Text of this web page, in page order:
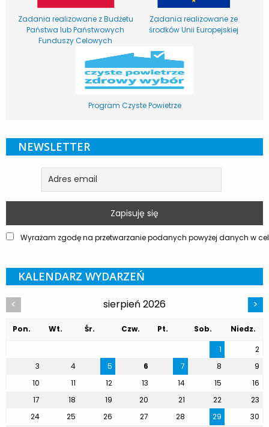
Zadania realizowane z Budżetu
Państwa lub Państwowych
Funduszy Celowych
Zadania realizowane ze
środków Unii Europejskiej
Program Czyste Powietrze
NEWSLETTER
Wyrażam zgodę na przetwarzanie podanych powyżej danych w
KALENDARZ WYDARZEŃ
< sierpień 2026 >
Pon. Wt. Śr. Czw. Pt. Sob.
Niedz.
1
2
3
4 5 6 7 8
9
10
11 12 13 14 15
16
17
18 19 20 21 22
23
24
25 26 27 28 29
30